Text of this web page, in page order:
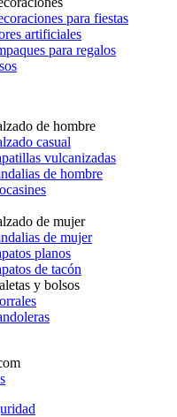
para fiestas
artificiales
para regalos
de hombre
casual
vulcanizadas
de hombre
de mujer
de mujer
planos
de tacón
y bolsos